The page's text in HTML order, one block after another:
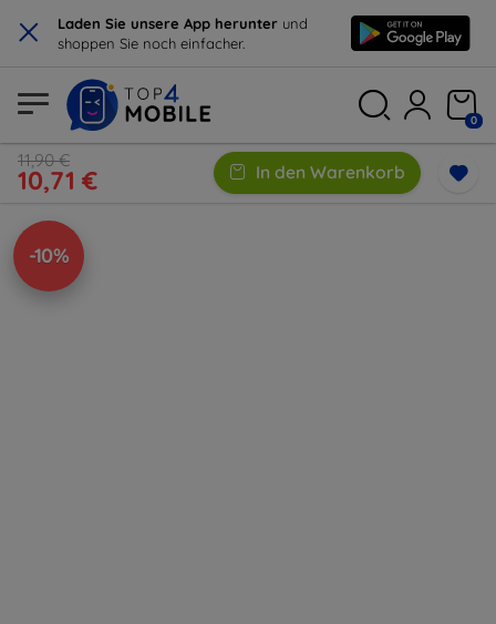
× Laden Sie unsere App herunter und
shoppen Sie noch einfacher.
0
11,90 €
10,71 € In den Warenkorb
-10%